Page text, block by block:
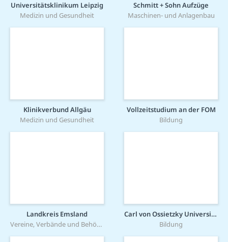
Universitätsklinikum Leipzig
Medizin und Gesundheit
Schmitt + Sohn Aufzüge
Maschinen- und Anlagenbau
Klinikverbund Allgäu
Medizin und Gesundheit
Vollzeitstudium an der FOM
Bildung
Landkreis Emsland
Vereine, Verbände und Behörden
Carl von Ossietzky Universität Oldenburg
Bildung